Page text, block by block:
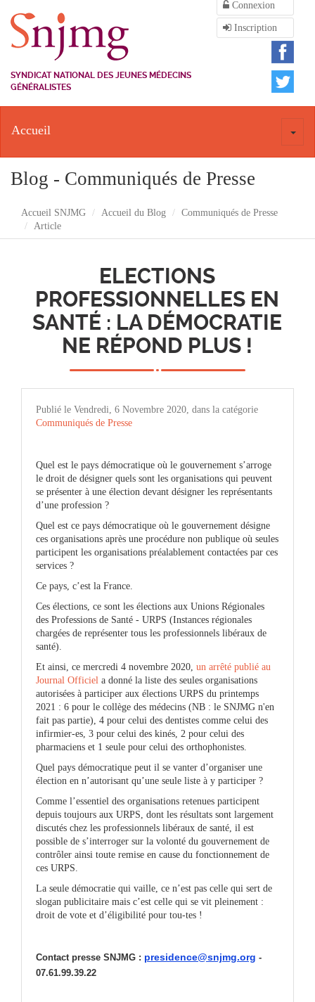
Connexion
Inscription
SYNDICAT NATIONAL DES JEUNES MÉDECINS
GÉNÉRALISTES
Toggle
Accueil
Blog - Communiqués de Presse
Accueil SNJMG Accueil du Blog
Communiqués de Presse
Article
ELECTIONS
PROFESSIONNELLES EN
SANTÉ : LA DÉMOCRATIE
NE RÉPOND PLUS !
Publié le Vendredi, 6 Novembre 2020, dans la catégorie
Communiqués de Presse
Quel est le pays démocratique où le gouvernement s’arroge
le droit de désigner quels sont les organisations qui peuvent
se présenter à une élection devant désigner les représentants
d’une profession ?
Quel est ce pays démocratique où le gouvernement désigne
ces organisations après une procédure non publique où seules
participent les organisations préalablement contactées par ces
services ?
Ce pays, c’est la France.
Ces élections, ce sont les élections aux Unions Régionales
des Professions de Santé - URPS (Instances régionales
chargées de représenter tous les professionnels libéraux de
santé).
Et ainsi, ce mercredi 4 novembre 2020, un arrêté publié au
Journal Officiel a donné la liste des seules organisations
autorisées à participer aux élections URPS du printemps
2021 : 6 pour le collège des médecins (NB : le SNJMG n'en
fait pas partie), 4 pour celui des dentistes comme celui des
infirmier-es, 3 pour celui des kinés, 2 pour celui des
pharmaciens et 1 seule pour celui des orthophonistes.
Quel pays démocratique peut il se vanter d’organiser une
élection en n’autorisant qu’une seule liste à y participer ?
Comme l’essentiel des organisations retenues participent
depuis toujours aux URPS, dont les résultats sont largement
discutés chez les professionnels libéraux de santé, il est
possible de s’interroger sur la volonté du gouvernement de
contrôler ainsi toute remise en cause du fonctionnement de
ces URPS.
La seule démocratie qui vaille, ce n’est pas celle qui sert de
slogan publicitaire mais c’est celle qui se vit pleinement :
droit de vote et d’éligibilité pour tou-tes !
Contact presse SNJMG : presidence@snjmg.org -
07.61.99.39.22